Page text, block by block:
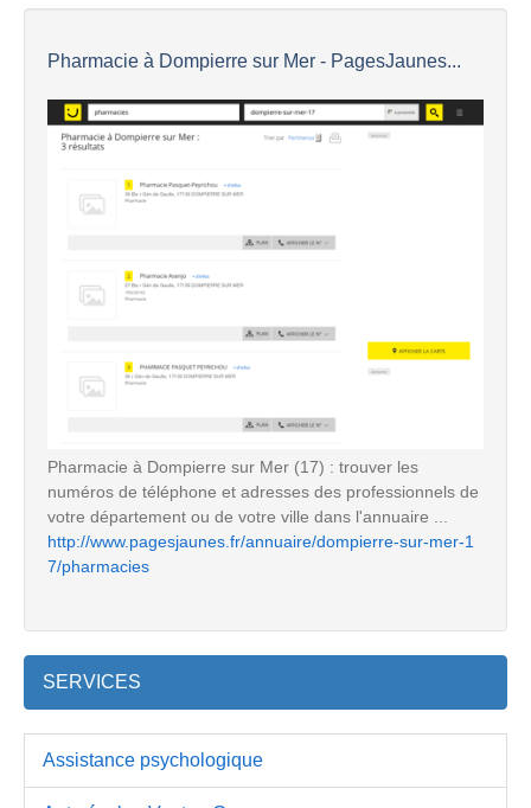
Pharmacie à Dompierre sur Mer - PagesJaunes...
Pharmacie à Dompierre sur Mer (17) : trouver les
numéros de téléphone et adresses des professionnels de
votre département ou de votre ville dans l'annuaire ...
http://www.pagesjaunes.fr/annuaire/dompierre-sur-mer-1
7/pharmacies
SERVICES
Assistance psychologique